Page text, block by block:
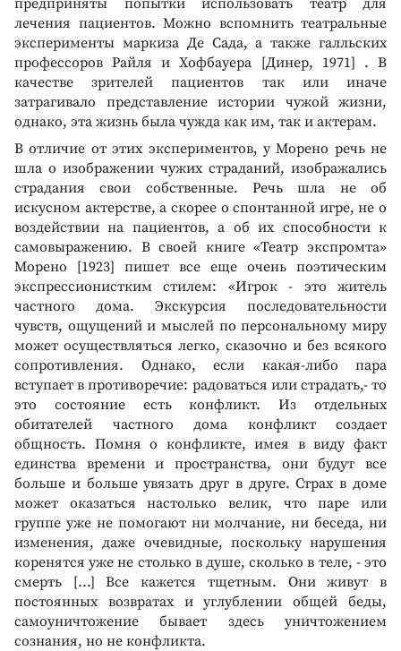
лечения пациентов. Можно вспомнить театральные
эксперименты маркиза Де Сада, а также галльских
профессоров Райля и Хофбауера [Динер, 1971] . В
качестве зрителей пациентов так или иначе
затрагивало представление истории чужой жизни,
однако, эта жизнь была чужда как им, так и актерам.
В отличие от этих экспериментов, у Морено речь не
шла о изображении чужих страданий, изображались
страдания свои собственные. Речь шла не об
искусном актерстве, а скорее о спонтанной игре, не о
воздействии на пациентов, а об их способности к
самовыражению. В своей книге «Театр экспромта»
Морено [1923] пишет все еще очень поэтическим
экспрессионистким стилем: «Игрок - это житель
частного дома. Экскурсия последовательности
чувств, ощущений и мыслей по персональному миру
может осуществляться легко, сказочно и без всякого
сопротивления. Однако, если какая-либо пара
вступает в противоречие: радоваться или страдать,- то
это состояние есть конфликт. Из отдельных
обитателей частного дома конфликт создает
общность. Помня о конфликте, имея в виду факт
единства времени и пространства, они будут все
больше и больше увязать друг в друге. Страх в доме
может оказаться настолько велик, что паре или
группе уже не помогают ни молчание, ни беседа, ни
изменения, даже очевидные, поскольку нарушения
коренятся уже не столько в душе, сколько в теле, - это
смерть [...] Все кажется тщетным. Они живут в
постоянных возвратах и углублении общей беды,
самоуничтожение бывает здесь уничтожением
сознания, но не конфликта.